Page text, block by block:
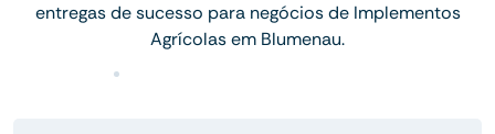
entregas de sucesso para negócios de Implementos
Agrícolas em Blumenau.